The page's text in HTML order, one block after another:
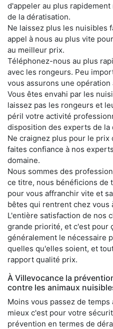
d'appeler au plus
de la dératisation.
Ne laissez plus les nuisibles
appel à nous au plus vite
au meilleur prix.
Téléphonez-nous au plus
avec les rongeurs. Peu
vous assurons une
Vous êtes envahi par les
laissez pas les rongeurs et
péril votre activité
disposition des experts de la
Ne craignez plus pour le
faites confiance à nos
domaine.
Nous sommes des
ce titre, nous bénéficions de
pour vous affranchir vite et
bêtes qui rentrent chez vous
L'entière satisfaction de nos
grande priorité, et c'est pour
généralement le nécessaire
quelles qu'elles soient, et
rapport qualité prix.
À Villevocance la
contre les animaux
Moins vous passez de
mieux c'est pour votre
prévention en termes de